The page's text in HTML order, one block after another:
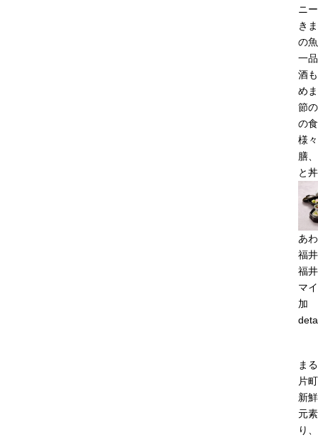
ニ
き
の
一
酒
め
節
の
様
膳
と
あ
福
福
マ
加
ま
片町
新
元
り